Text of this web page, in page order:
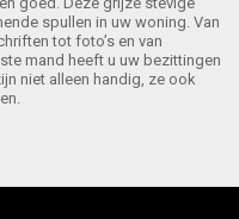
spullen in uw woning. Van
tot foto’s en van
mand heeft u uw bezittingen
niet alleen handig, ze ook